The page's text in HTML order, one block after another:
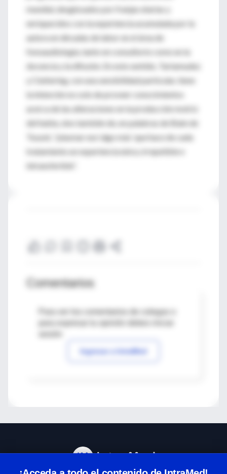
mundial, desglosados por franjas etarias y
enriquecidos con la experiencia acumulada por la
autora en décadas de labor en el área de
fonoaudiología, tanto en consultorio como en la
docencia y la difusión. En este sentido, Tartamudez
y Cluttering, con una sensibilidad particular, tiene
la intención no solo de proveer conocimientos
acerca de las alteraciones en la producción motriz
del habla, sino también de, en palabras de Biain de
Touzet, “plasmar ese ‘algo más’ que hace de cada
tratamiento un experiencia única, irrepetible e
intransferible”.
Comentarios
Para ver los comentarios de colegas o
Ingresar a IntraMed